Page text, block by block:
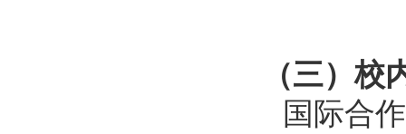
（三）校
国际合